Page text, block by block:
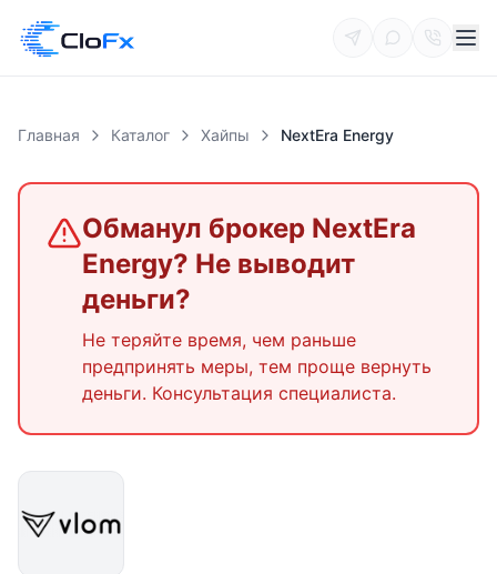
Главная Каталог Хайпы NextEra Energy
Обманул брокер NextEra
Energy? Не выводит
деньги?
Не теряйте время, чем раньше
предпринять меры, тем проще вернуть
деньги. Консультация специалиста.